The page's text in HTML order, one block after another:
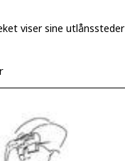
viser sine utlånssteder